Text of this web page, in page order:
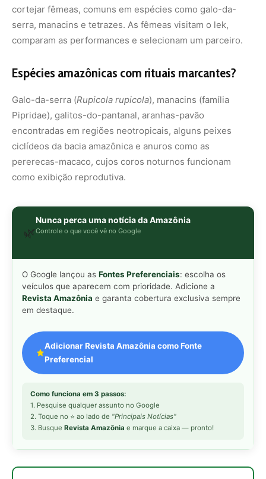
cortejar fêmeas, comuns em espécies como galo-da-
serra, manacins e tetrazes. As fêmeas visitam o lek,
comparam as performances e selecionam um parceiro.
Espécies amazônicas com rituais marcantes?
Galo-da-serra (Rupicola rupicola), manacins (família
Pipridae), galitos-do-pantanal, aranhas-pavão
encontradas em regiões neotropicais, alguns peixes
ciclídeos da bacia amazônica e anuros como as
pererecas-macaco, cujos coros noturnos funcionam
como exibição reprodutiva.
🌿
Nunca perca uma notícia da Amazônia
Controle o que você vê no Google
O Google lançou as Fontes Preferenciais: escolha os
veículos que aparecem com prioridade. Adicione a
Revista Amazônia e garanta cobertura exclusiva sempre
em destaque.
Adicionar Revista Amazônia como Fonte
Preferencial
Como funciona em 3 passos:
1. Pesquise qualquer assunto no Google
2. Toque no ⭐ ao lado de "Principais Notícias"
3. Busque Revista Amazônia e marque a caixa — pronto!